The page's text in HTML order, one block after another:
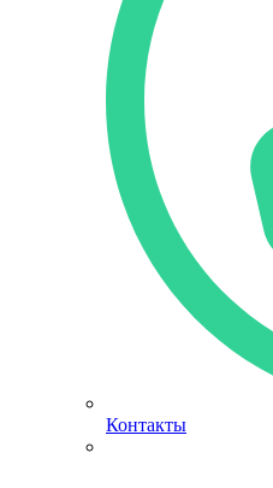
Контакты